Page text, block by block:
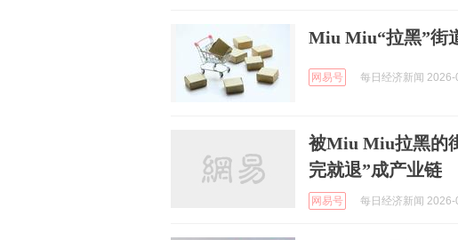
Miu Miu“拉黑”街
网易号 每日经济新闻 2026-
被Miu Miu拉黑的
完就退”成产业链
网易号 每日经济新闻 2026-